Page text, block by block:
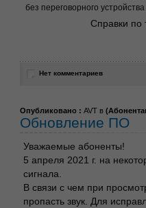
без переговорного устройства
Справки по
Нет комментариев
Опубликовано : AVT в (
Обновление ПО
Уважаемые абоненты!
5 апреля 2021 г. на
сигнала.
В связи с чем при
пропасть звук. Для